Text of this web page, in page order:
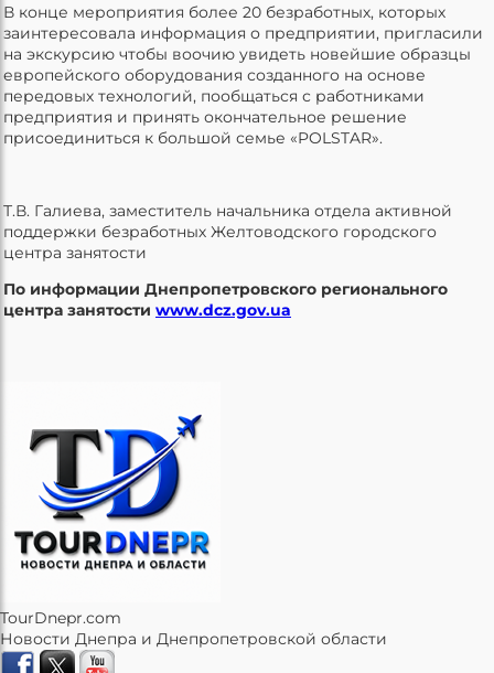
В конце мероприятия более 20 безработных, которых
заинтересовала информация о предприятии, пригласили
на экскурсию чтобы воочию увидеть новейшие образцы
европейского оборудования созданного на основе
передовых технологий, пообщаться с работниками
предприятия и принять окончательное решение
присоединиться к большой семье «POLSTAR».
Т.В. Галиева, заместитель начальника отдела активной
поддержки безработных Желтоводского городского
центра занятости
По информации Днепропетровского регионального
центра занятости www.dcz.gov.ua
TourDnepr.com
Новости Днепра и Днепропетровской области